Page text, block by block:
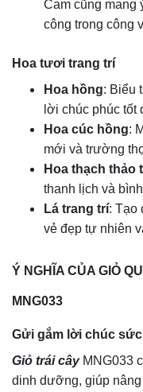
Cam cũng mang
công trong công
Hoa tươi trang trí
Hoa hồng: Biểu
lời chúc phúc tốt
Hoa cúc hồng:
mới và trường
Hoa thạch thảo
thanh lịch và
Lá trang trí: Tạo
vẻ đẹp tự nhiên
Ý NGHĨA CỦA GIỎ
MNG033
Gửi gắm lời chúc
Giỏ trái câyMNG033
dinh dưỡng, giúp